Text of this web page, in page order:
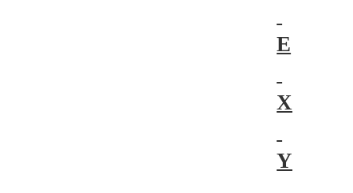
E
X
Y